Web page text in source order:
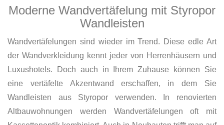
Moderne Wandvertäfelung mit Styropor
Wandleisten
Wandvertäfelungen sind wieder im Trend. Diese edle Art
der Wandverkleidung kennt jeder von Herrenhäusern und
Luxushotels. Doch auch in Ihrem Zuhause können Sie
eine vertäfelte Akzentwand erschaffen, in dem Sie
Wandleisten aus Styropor verwenden. In renovierten
Altbauwohnungen werden Wandvertäfelungen oft mit